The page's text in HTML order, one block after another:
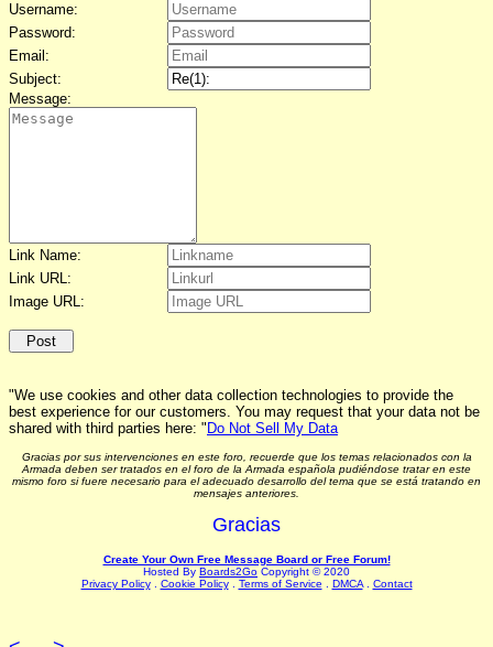
Username:
Password:
Email:
Subject:
Message:
Link Name:
Link URL:
Image URL:
"We use cookies and other data collection technologies to provide the
best experience for our customers. You may request that your data not be
shared with third parties here: " Do Not Sell My Data
Gracias por sus intervenciones en este foro, recuerde que los temas relacionados con la
Armada deben ser tratados en el foro de la Armada española pudiéndose tratar en este
mismo foro si fuere necesario para el adecuado desarrollo del tema que se está tratando en
mensajes anteriores.
Gracias
Create Your Own Free Message Board or Free Forum!
Hosted By Boards2Go Copyright © 2020
Privacy Policy. Cookie Policy. Terms of Service DMCA. Contact